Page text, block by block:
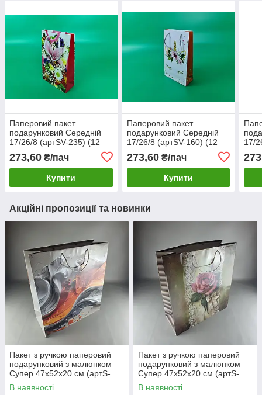
Паперовий пакет
подарунковий Середній
17/26/8 (артSV-235) (12
273,60 ₴/пач
Купити
Паперовий пакет
подарунковий Середній
17/26/8 (артSV-160) (12
273,60₴/пач
Купити
17/
Акційні пропозиції та новинки
Пакет з ручкою паперовий
подарунковий з малюнком
Супер 47х52х20 см (артS-
005) (12 шт)
В наявності
Пакет з ручкою паперовий
подарунковий з малюнком
Супер 47х52х20 см (артS-
007) (12 шт)
В наявності